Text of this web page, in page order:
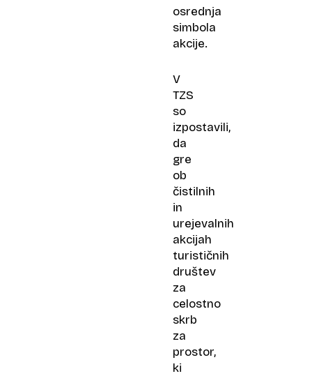
osrednja
simbola
akcije.
V
TZS
so
izpostavili,
da
gre
ob
čistilnih
in
urejevalnih
akcijah
turističnih
društev
za
celostno
skrb
za
prostor,
ki